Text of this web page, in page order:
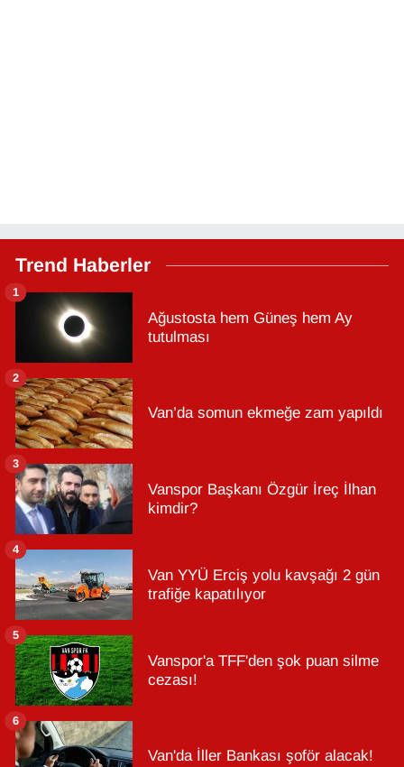
Trend Haberler
Ağustosta hem Güneş hem Ay
tutulması
1
Van’da somun ekmeğe zam yapıldı
2
Vanspor Başkanı Özgür İreç İlhan
kimdir?
3
Van YYÜ Erciş yolu kavşağı 2 gün
trafiğe kapatılıyor
4
Vanspor'a TFF'den şok puan silme
cezası!
5
Van'da İller Bankası şoför alacak!
6